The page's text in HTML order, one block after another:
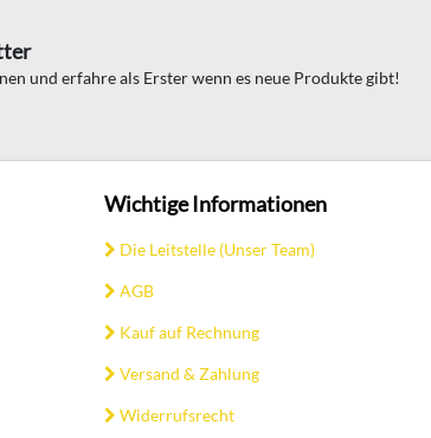
und erfahre als Erster wenn es neue Produkte gibt!
Wichtige Informationen
Die Leitstelle (Unser Team)
AGB
Kauf auf Rechnung
Versand & Zahlung
Widerrufsrecht